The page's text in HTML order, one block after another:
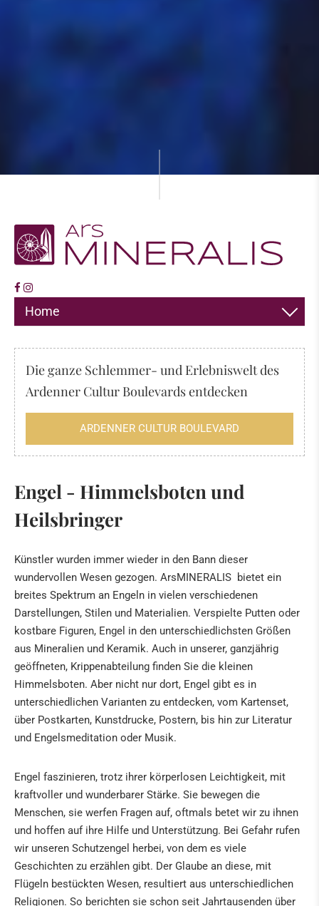
Home
SCHMUCK
RÄUCHERWERK, DÜFTE & MEHR
Fossilien
Das "Meer" der Eifel
Tridacna fossile Riesenmuscheln aus Kenia
Heilsteinkunde
HILDEGARD VON BINGEN
BÜCHER & CD'S
NATURHEILMITTEL · TEE · GEWÜRZE
BUDDHA & KLANGSCHALEN
ENGEL & CO
KRIPPEN & ZUBEHÖR
KUNST
IN DER PRESSE
Die ganze Schlemmer- und Erlebniswelt des
Ardenner Cultur Boulevards entdecken
ARDENNER CULTUR BOULEVARD
Engel - Himmelsboten und
Heilsbringer
Künstler wurden immer wieder in den Bann dieser
wundervollen Wesen gezogen. ArsMINERALIS bietet ein
breites Spektrum an Engeln in vielen verschiedenen
Darstellungen, Stilen und Materialien. Verspielte Putten oder
kostbare Figuren, Engel in den unterschiedlichsten Größen
aus Mineralien und Keramik. Auch in unserer, ganzjährig
geöffneten, Krippenabteilung finden Sie die kleinen
Himmelsboten. Aber nicht nur dort, Engel gibt es in
unterschiedlichen Varianten zu entdecken, vom Kartenset,
über Postkarten, Kunstdrucke, Postern, bis hin zur Literatur
und Engelsmeditation oder Musik.
Engel faszinieren, trotz ihrer körperlosen Leichtigkeit, mit
kraftvoller und wunderbarer Stärke. Sie bewegen die
Menschen, sie werfen Fragen auf, oftmals betet wir zu ihnen
und hoffen auf ihre Hilfe und Unterstützung. Bei Gefahr rufen
wir unseren Schutzengel herbei, von dem es viele
Geschichten zu erzählen gibt. Der Glaube an diese, mit
Flügeln bestückten Wesen, resultiert aus unterschiedlichen
Religionen. So berichten sie schon seit Jahrtausenden über